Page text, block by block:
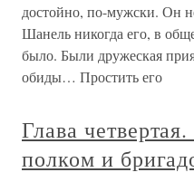
достойно, по-мужски. Он
Шанель никогда его, в
было. Были дружеская
обиды… Простить его
Глава
полком и